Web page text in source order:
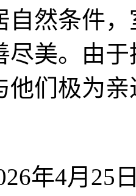
自然条件
尽美。由
他们极为
年4月25